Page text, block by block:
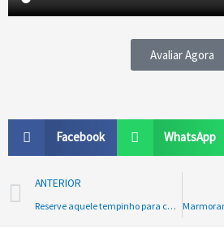
Avaliar Agora
Facebook WhatsApp
Prev
ANTERIOR
Reserve aquele tempinho para cuidar de você no Salão Cabelos & Corpo Meu, em Rio Negrinho